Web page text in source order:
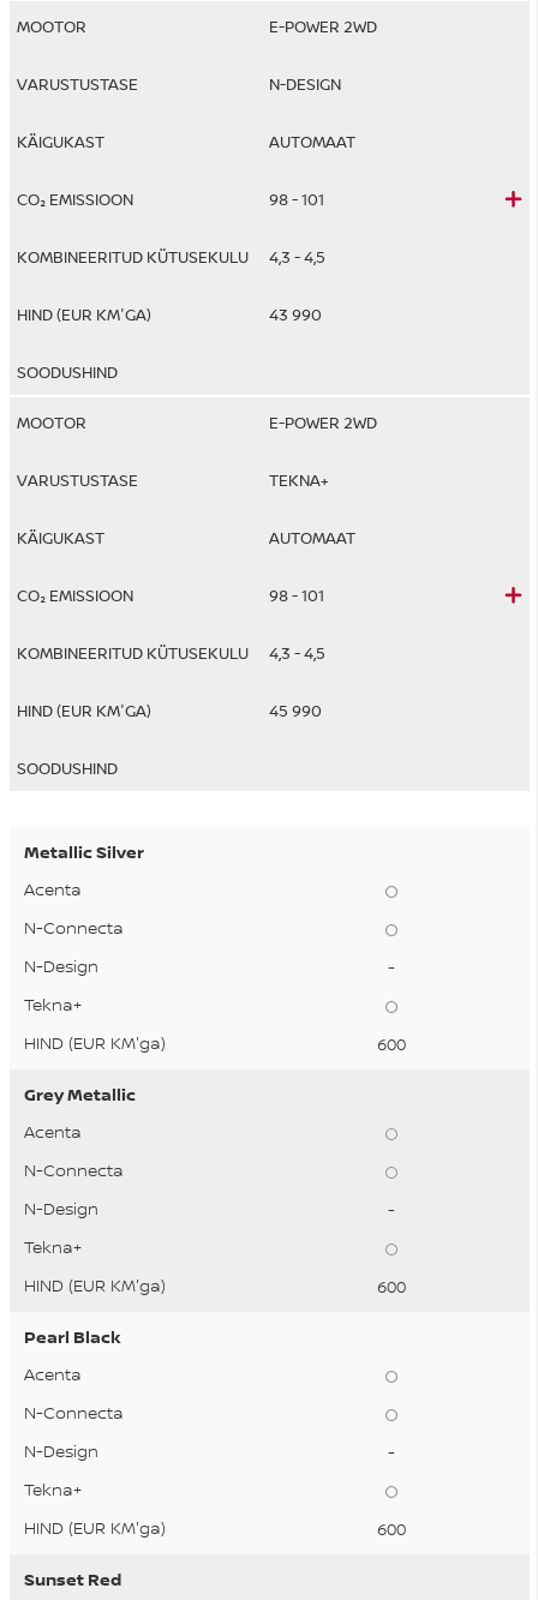
E-POWER 2WD
N-DESIGN
AUTOMAAT
98 - 101
4,3 - 4,5
43 990
E-POWER 2WD
TEKNA+
AUTOMAAT
98 - 101
4,3 - 4,5
45 990
Metallic Silver
-
600
Grey Metallic
-
600
Pearl Black
-
600
Sunset Red